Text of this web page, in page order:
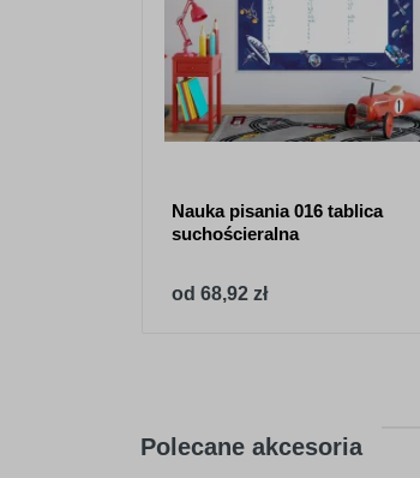
Nauka pisania 016 tablica
suchościeralna
od 68,92 zł
Polecane akcesoria